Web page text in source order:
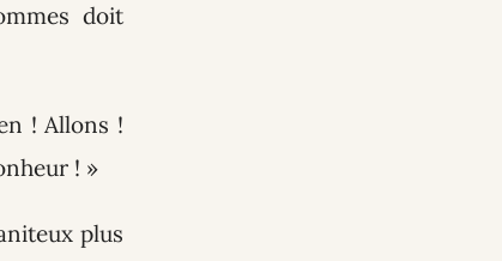
doit
! Allons !
! »
plus